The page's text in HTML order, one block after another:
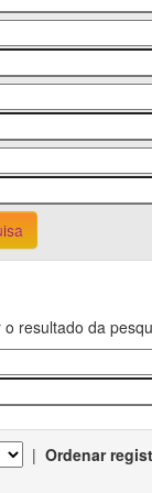
resultado da
| Ordenar